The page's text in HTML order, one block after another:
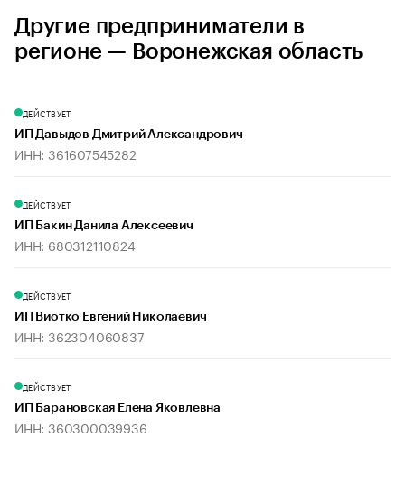
Другие предприниматели в
регионе — Воронежская область
ДЕЙСТВУЕТ
ИП Давыдов Дмитрий Александрович
ИНН: 361607545282
ДЕЙСТВУЕТ
ИП Бакин Данила Алексеевич
ИНН: 680312110824
ДЕЙСТВУЕТ
ИП Виотко Евгений Николаевич
ИНН: 362304060837
ДЕЙСТВУЕТ
ИП Барановская Елена Яковлевна
ИНН: 360300039936